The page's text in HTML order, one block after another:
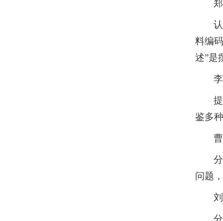
料编
述”是
鉴多
问题